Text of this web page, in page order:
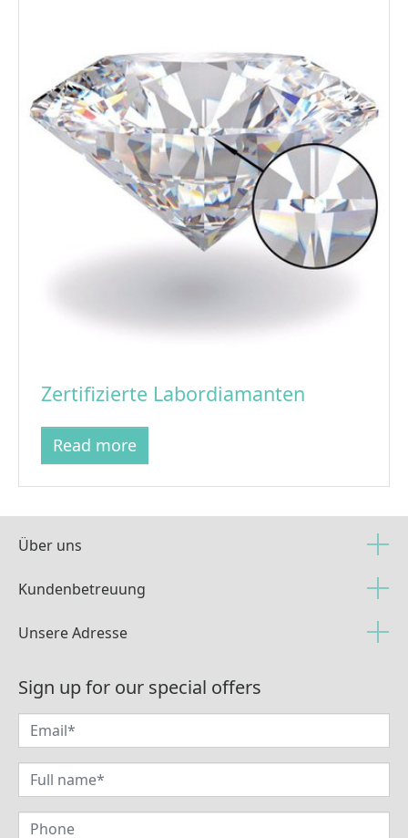
Zertifizierte Labordiamanten
Read more
Über uns
Kundenbetreuung
Unsere Adresse(current)
Sign up for our special offers